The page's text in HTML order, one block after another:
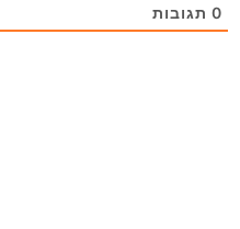
0תגובות